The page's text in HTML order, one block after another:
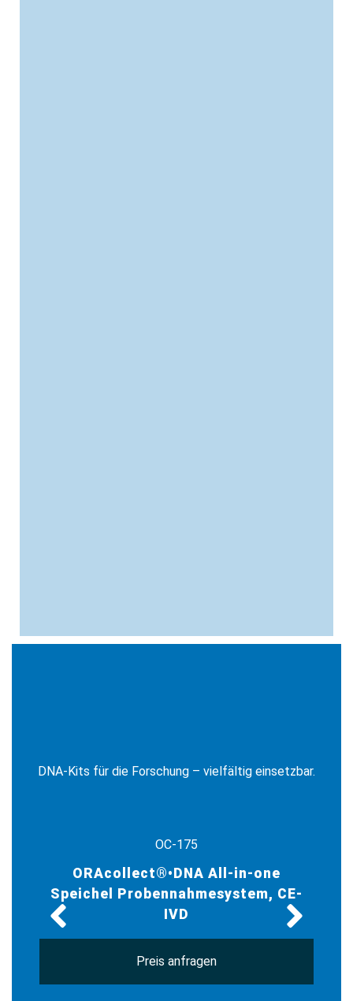
DNA-Kits für die Forschung – vielfältig einsetzbar.
OC-175
ORAcollect®•DNA All-in-one
Speichel Probennahmesystem, CE-
IVD
Preis anfragen